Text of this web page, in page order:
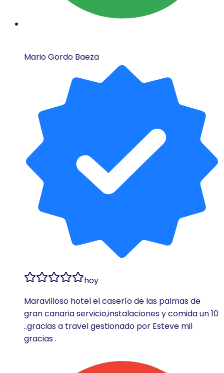
Mario Gordo Baeza
hoy
Maravilloso hotel el caserío de las palmas de
gran canaria servicio,instalaciones y comida un 10
..gracias a travel gestionado por Esteve mil
gracias .